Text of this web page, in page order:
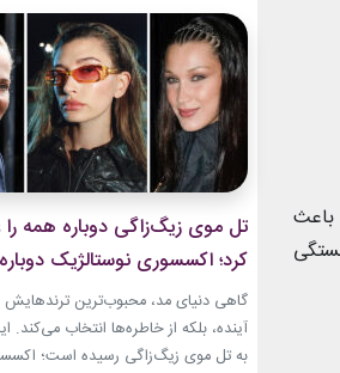
باعث
مینیمال، جین روشن می‌تواند پایه
امروزی باشد. کافی است رنگ همراه
انتخاب...
تل موی زیگ‌زاگی دوباره همه را
کرد؛ اکسسوری نوستالژیک
گاهی دنیای مد، محبوب‌ترین ترندهایش
آینده، بلکه از خاطره‌ها انتخاب می‌کند.
به تل موی زیگ‌زاگی رسیده است؛